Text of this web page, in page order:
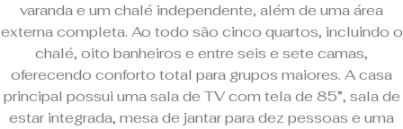
varanda e um chalé independente, além de uma área
externa completa. Ao todo são cinco quartos, incluindo o
chalé, oito banheiros e entre seis e sete camas,
oferecendo conforto total para grupos maiores. A casa
principal possui uma sala de TV com tela de 85”, sala de
estar integrada, mesa de jantar para dez pessoas e uma